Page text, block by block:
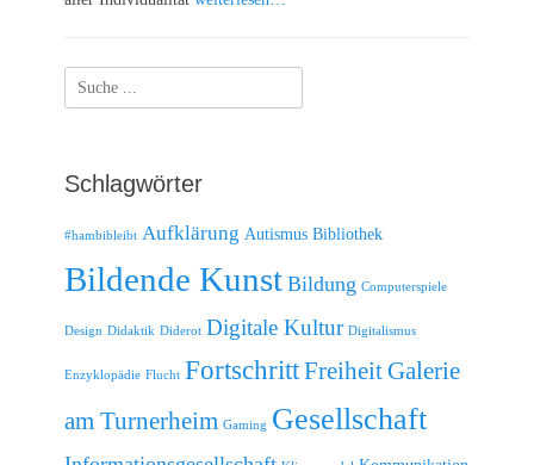
Suche
nach:
Schlagwörter
#hambibleibt Aufklärung Autismus Bibliothek
Bildende Kunst Bildung Computerspiele
Design Didaktik Diderot Digitale Kultur Digitalismus
Enzyklopädie Flucht FortschrittFreiheitGalerie
am Turnerheim Gaming Gesellschaft